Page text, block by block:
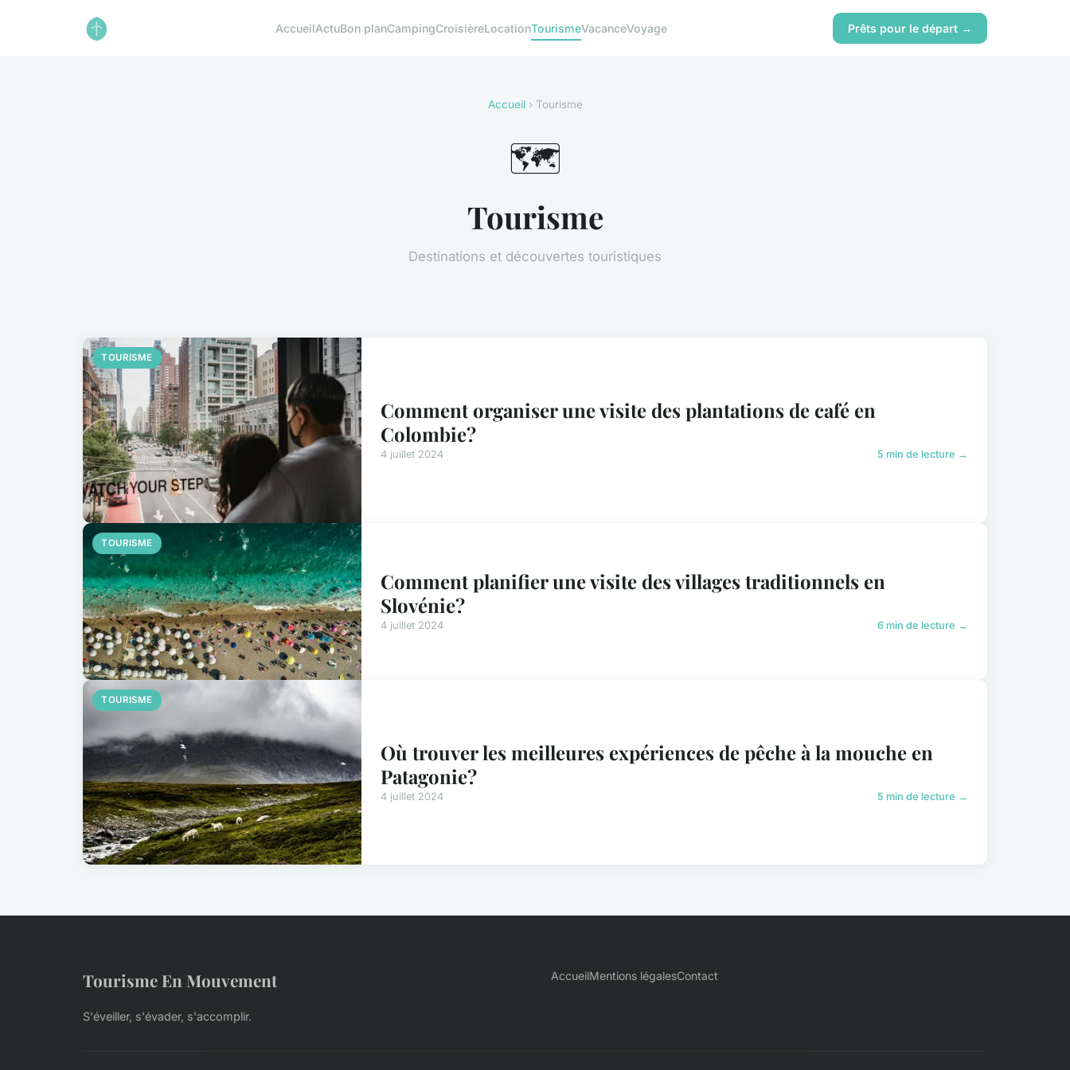
AccueilActuBon planCampingCroisièreLocationTourismeVacanceVoyage Prêts pour le départ →
Accueil› Tourisme
🗺️
Tourisme
Destinations et découvertes touristiques
TOURISME
Comment organiser une visite des plantations de café en
Colombie?
4 juillet 2024 5 min de lecture →
TOURISME
Comment planifier une visite des villages traditionnels en
Slovénie?
4 juillet 2024 6 min de lecture →
TOURISME
Où trouver les meilleures expériences de pêche à la mouche en
Patagonie?
4 juillet 2024 5 min de lecture →
Tourisme En Mouvement
S'éveiller, s'évader, s'accomplir.
AccueilMentions légalesContact